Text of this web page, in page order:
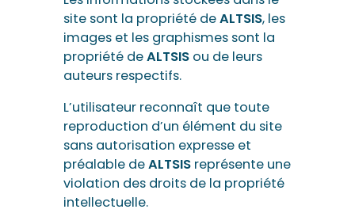
site sont la propriété deALTSIS, les
images et les graphismes sont la
propriété deALTSIS ou de leurs
auteurs respectifs.
L’utilisateur reconnaît que toute
reproduction d’un élément du site
sans autorisation expresse et
préalable deALTSIS représente une
violation des droits de la propriété
intellectuelle.